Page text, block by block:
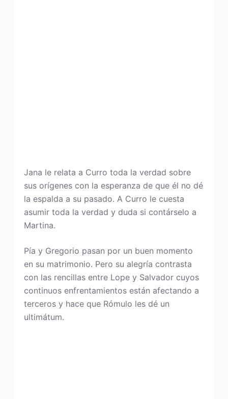
Jana le relata a Curro toda la verdad sobre
sus orígenes con la esperanza de que él no dé
la espalda a su pasado. A Curro le cuesta
asumir toda la verdad y duda si contárselo a
Martina.
Pía y Gregorio pasan por un buen momento
en su matrimonio. Pero su alegría contrasta
con las rencillas entre Lope y Salvador cuyos
continuos enfrentamientos están afectando a
terceros y hace que Rómulo les dé un
ultimátum.